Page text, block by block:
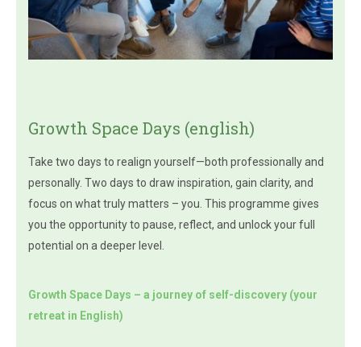
Growth Space Days (english)
Take two days to realign yourself—both professionally and
personally. Two days to draw inspiration, gain clarity, and
focus on what truly matters – you. This programme gives
you the opportunity to pause, reflect, and unlock your full
potential on a deeper level.
Growth Space Days – a journey of self-discovery (your
retreat in English)